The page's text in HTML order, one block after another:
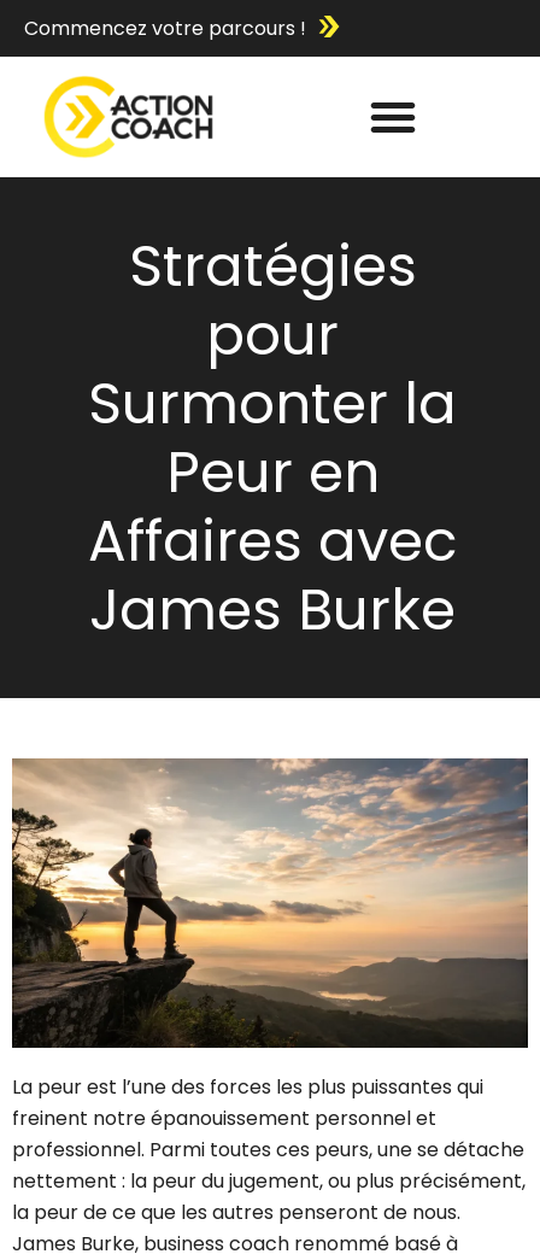
Commencez votre parcours !
Stratégies
pour
Surmonter la
Peur en
Affaires avec
James Burke
La peur est l’une des forces les plus puissantes qui
freinent notre épanouissement personnel et
professionnel. Parmi toutes ces peurs, une se détache
nettement : la peur du jugement, ou plus précisément,
la peur de ce que les autres penseront de nous.
James Burke, business coach renommé basé à